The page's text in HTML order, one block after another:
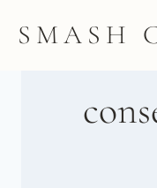
SMASH